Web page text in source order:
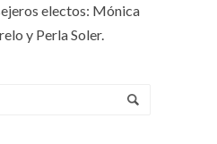
electos: Mónica
y Perla Soler.